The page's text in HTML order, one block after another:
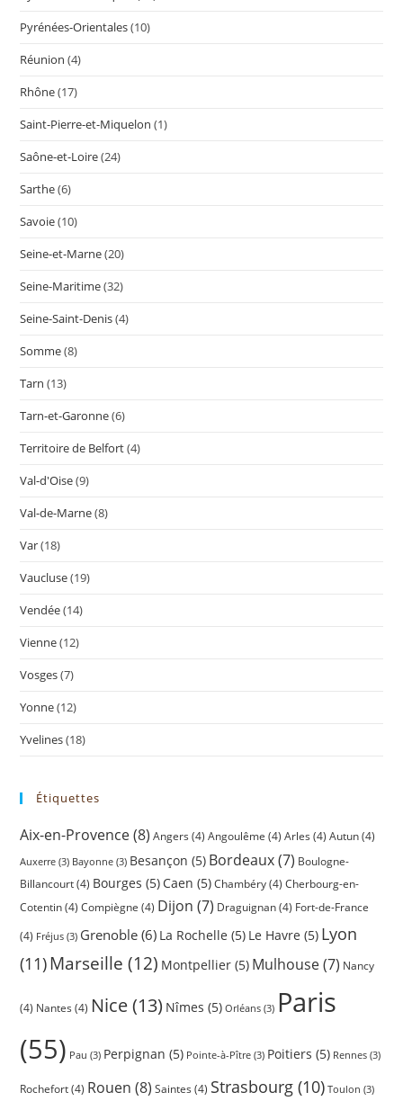
Pyrénées-Orientales(10)
Réunion (4)
Rhône(17)
Saint-Pierre-et-Miquelon (1)
Saône-et-Loire(24)
Sarthe(6)
Savoie(10)
Seine-et-Marne(20)
Seine-Maritime(32)
Seine-Saint-Denis(4)
Somme(8)
Tarn (13)
Tarn-et-Garonne(6)
Territoire de Belfort(4)
Val-d'Oise(9)
Val-de-Marne(8)
Var(18)
Vaucluse(19)
Vendée(14)
Vienne(12)
Vosges(7)
Yonne(12)
Yvelines(18)
Étiquettes
Aix-en-Provence(8) Angers (4) Angoulême (4) Arles (4) Autun(4)
Auxerre (3) Bayonne (3) Besançon (5) Bordeaux(7) Boulogne-
Billancourt(4) Bourges (5) Caen (5) Chambéry(4) Cherbourg-en-
Cotentin(4) Compiègne (4) Dijon (7) Draguignan(4) Fort-de-France
(4) Fréjus (3) Grenoble (6) La Rochelle (5) Le Havre (5) Lyon
(11)Marseille (12) Montpellier (5) Mulhouse(7) Nancy
(4) Nantes (4) Nice(13) Nîmes (5) Orléans (3) Paris
(55) Pau (3) Perpignan (5) Pointe-à-Pître (3) Poitiers (5) Rennes (3)
Rochefort(4) Rouen (8) Saintes (4) Strasbourg (10) Toulon (3)